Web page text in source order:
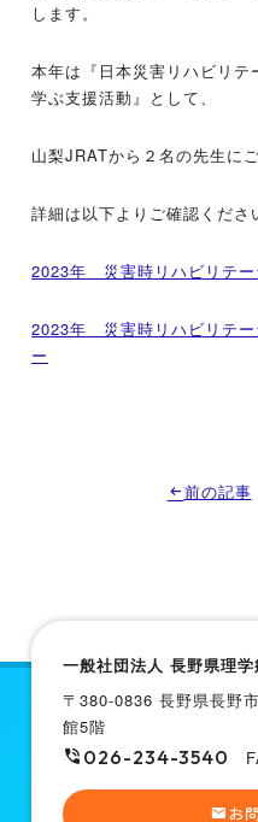
します。
本年は『日本災害リハビリ
学ぶ支援活動』として、
山梨JRATから２名の先生に
詳細は以下よりご確認くださ
2023年 災害時リハビリテ
2023年 災害時リハビリテ
ー
前の記事
一般社団法人 長野県理
〒380-0836 長野県長野
館5階
026-234-3540
お